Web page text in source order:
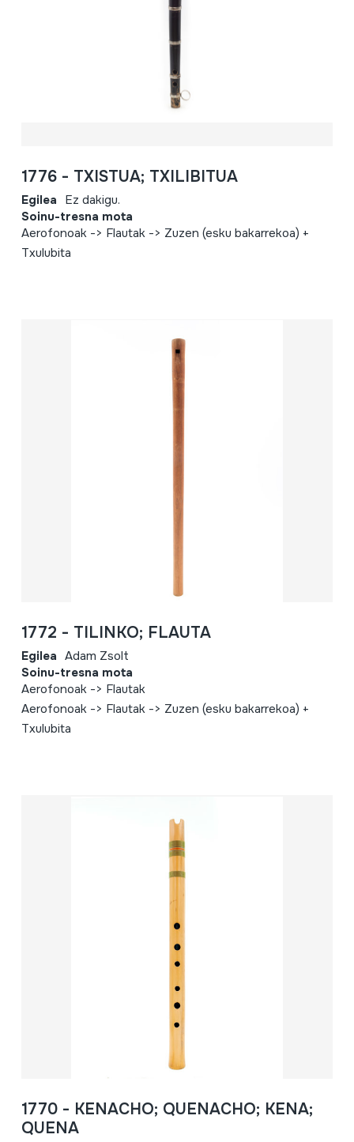
1776 - TXISTUA; TXILIBITUA
Egilea Ez dakigu.
Soinu-tresna mota
Aerofonoak -> Flautak -> Zuzen (esku bakarrekoa) +
Txulubita
1772 - TILINKO; FLAUTA
Egilea Adam Zsolt
Soinu-tresna mota
Aerofonoak -> Flautak
Aerofonoak -> Flautak -> Zuzen (esku bakarrekoa) +
Txulubita
1770 - KENACHO; QUENACHO; KENA;
QUENA